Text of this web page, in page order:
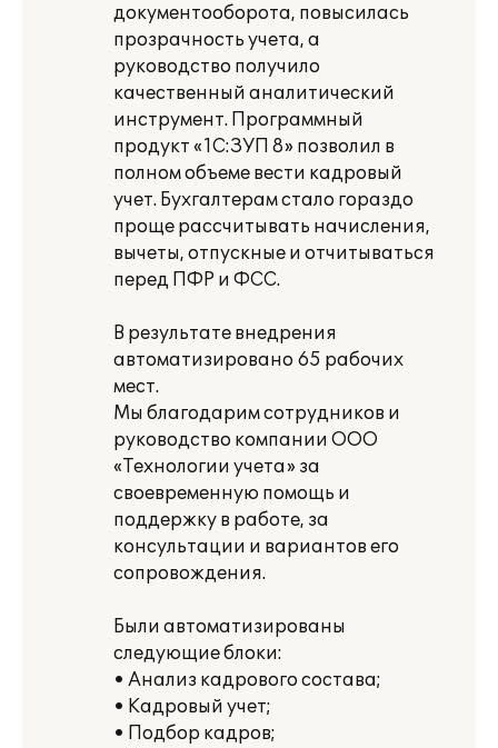
документооборота, повысилась
прозрачность учета, а
руководство получило
качественный аналитический
инструмент. Программный
продукт «1С:ЗУП 8» позволил в
полном объеме вести кадровый
учет. Бухгалтерам стало гораздо
проще рассчитывать начисления,
вычеты, отпускные и отчитываться
перед ПФР и ФСС.
В результате внедрения
автоматизировано 65 рабочих
мест.
Мы благодарим сотрудников и
руководство компании ООО
«Технологии учета» за
своевременную помощь и
поддержку в работе, за
консультации и вариантов его
сопровождения.
Были автоматизированы
следующие блоки:
• Анализ кадрового состава;
• Кадровый учет;
• Подбор кадров;